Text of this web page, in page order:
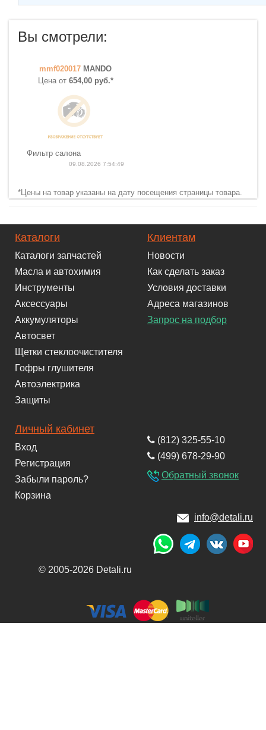
Вы смотрели:
mmf020017 MANDO
Цена от 654,00 руб.*
Фильтр салона
09.08.2026 7:54:49
*Цены на товар указаны на дату посещения страницы товара.
Каталоги
Каталоги запчастей
Масла и автохимия
Инструменты
Аксессуары
Аккумуляторы
Автосвет
Щетки стеклоочистителя
Гофры глушителя
Автоэлектрика
Защиты
Клиентам
Новости
Как сделать заказ
Условия доставки
Адреса магазинов
Запрос на подбор
Личный кабинет
Вход
Регистрация
Забыли пароль?
Корзина
(812) 325-55-10
(499) 678-29-90
Обратный звонок
info@detali.ru
© 2005-2026 Detali.ru